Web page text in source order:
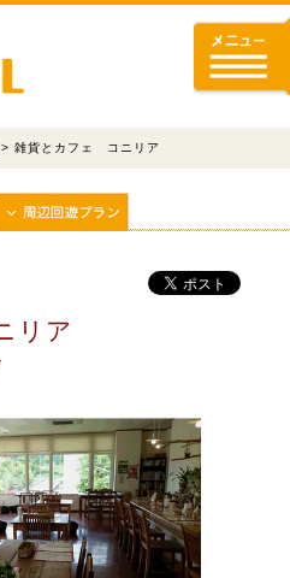
> 雑貨とカフェ コニリア
リア